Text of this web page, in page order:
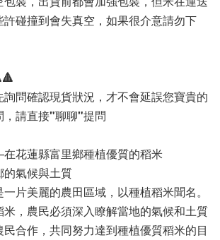
碰撞到會失真空，如果很介意請勿下
問確認現貨狀況，才不會延誤您寶貴的
，請直接"聊聊"提問
花蓮縣富里鄉種植優質的稻米
的氣候與土質
片美麗的農田區域，以種植稻米聞名。
，農民必須深入瞭解當地的氣候和土質
合作，共同努力達到種植優質稻米的目